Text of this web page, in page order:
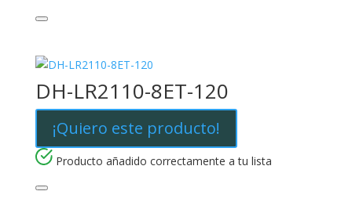
DH-LR2110-8ET-120
¡Quiero este producto!
Producto añadido correctamente a tu lista